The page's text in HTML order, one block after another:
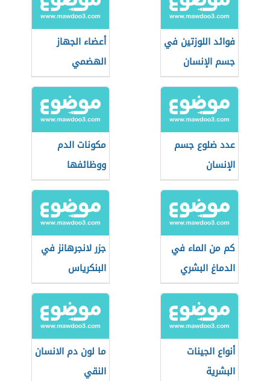
فوائد اللوزتين في
جسم الإنسان
أعضاء الجهاز
الهضمي
عدد ضلوع جسم
الإنسان
مكونات الدم
ووظائفها
كم من الماء في
الدماغ البشري
جزر لانجرهانز في
البنكرياس
أنواع الجينات
البشرية
ما لون دم الانسان
النقي